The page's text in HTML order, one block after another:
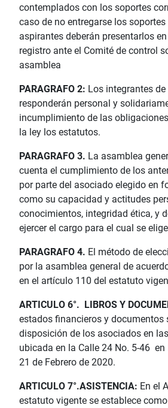
contemplados con los soportes
caso de no entregarse los
aspirantes deberán presentarlos
registro ante el Comité de control
asamblea
PARAGRAFO 2: Los integrantes
responderán personal y
incumplimiento de las
la ley los estatutos.
PARAGRAFO 3. La asamblea
cuenta el cumplimiento de los
por parte del asociado elegido en
como su capacidad y actitudes
conocimientos, integridad ética, y
ejercer el cargo para el cual se elige
PARAGRAFO 4. El método de
por la asamblea general de
en el artículo 110 del estatuto
ARTICULO 6°. LIBROS Y
estados financieros y documentos
disposición de los asociados en
ubicada en la Calle 24 No. 5-46 en
21 de Febrero de 2020.
ARTICULO 7°.ASISTENCIA: En el
estatuto vigente se establece